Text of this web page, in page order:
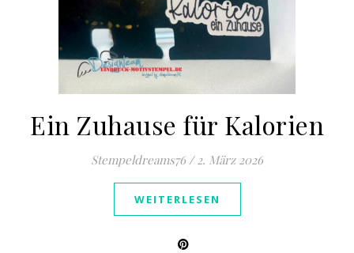
Ein Zuhause für Kalorien
Stempeldreams76 / 2. März 2026
WEITERLESEN